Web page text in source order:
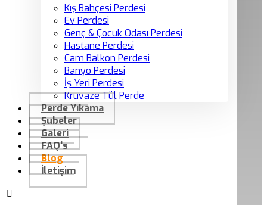
Kış Bahçesi Perdesi
Ev Perdesi
Genç & Çocuk Odası Perdesi
Hastane Perdesi
Cam Balkon Perdesi
Banyo Perdesi
İş Yeri Perdesi
Kruvaze Tül Perde
Perde Yıkama
Şubeler
Galeri
FAQ’s
Blog
İletişim